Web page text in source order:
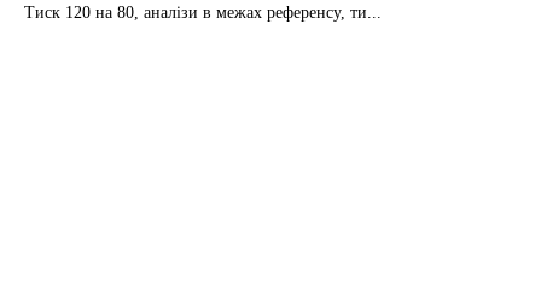
Тиск 120 на 80, аналізи в межах референсу, ти...